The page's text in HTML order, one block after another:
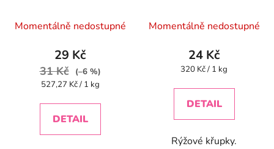
hodnocení
produktu
je
5,0
5
hvězdiček.
Momentálně nedostupné
29 Kč
31 Kč
(–6 %)
Měrná
527,27 Kč / 1 kg
DETAIL
hodnocení
produktu
je
z
Momentálně nedostupné
24 Kč
Měrná
320 Kč / 1 kg
DETAIL
Rýžové křupky.